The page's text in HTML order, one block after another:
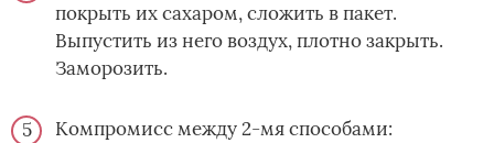
покрыть их сахаром, сложить в пакет.
Выпустить из него воздух, плотно закрыть.
Заморозить.
Компромисс между 2-мя способами: